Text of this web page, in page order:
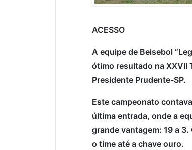
ACESSO
A equipe de Beisebol
ótimo resultado na XXVII
Presidente Prudente-SP.
Este campeonato
última entrada, onde a
grande vantagem: 19 a
o time até a chave ouro.